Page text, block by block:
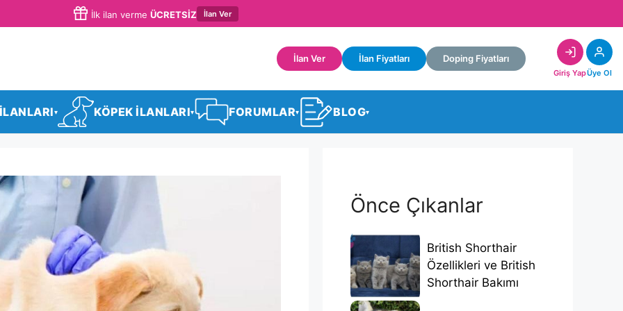
İlk ilan verme ÜCRETSİZ İlan Ver
İlan Ver İlan Fiyatları Doping Fiyatları
Giriş YapÜye Ol
▾ KÖPEK İLANLARI▾ FORUMLAR▾ BLOG▾
Önce Çıkanlar
British Shorthair
Özellikleri ve British
Shorthair Bakımı